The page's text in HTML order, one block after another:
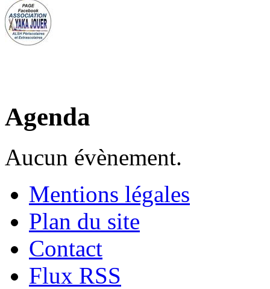
Agenda
Aucun évènement.
Mentions légales
Plan du site
Contact
Flux RSS